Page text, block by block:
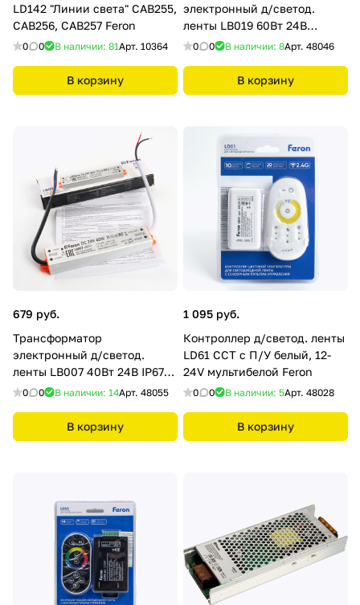
LD142 "Линии света" CAB255,
CAB256, CAB257 Feron
0 0 В наличии: 81Арт. 10364
В корзину
электронный д/светод.
ленты LB019 60Вт 24В
(драйвер) Feron
0 0 В наличии: 8Арт. 48046
В корзину
679 руб.
Трансформатор
электронный д/светод.
ленты LB007 40Вт 24В IP67
(драйвер) Feron
0 0 В наличии: 14Арт. 48055
В корзину
1 095 руб.
Контроллер д/светод. ленты
LD61 CCT с П/У белый, 12-
24V мультибелой Feron
0 0 В наличии: 5Арт. 48028
В корзину